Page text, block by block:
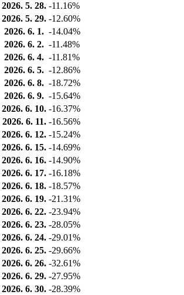
2026. 5. 28. -11.16%
2026. 5. 29. -12.60%
2026. 6. 1. -14.04%
2026. 6. 2. -11.48%
2026. 6. 4. -11.81%
2026. 6. 5. -12.86%
2026. 6. 8. -18.72%
2026. 6. 9. -15.64%
2026. 6. 10. -16.37%
2026. 6. 11. -16.56%
2026. 6. 12. -15.24%
2026. 6. 15. -14.69%
2026. 6. 16. -14.90%
2026. 6. 17. -16.18%
2026. 6. 18. -18.57%
2026. 6. 19. -21.31%
2026. 6. 22. -23.94%
2026. 6. 23. -28.05%
2026. 6. 24. -29.01%
2026. 6. 25. -29.66%
2026. 6. 26. -32.61%
2026. 6. 29. -27.95%
2026. 6. 30. -28.39%